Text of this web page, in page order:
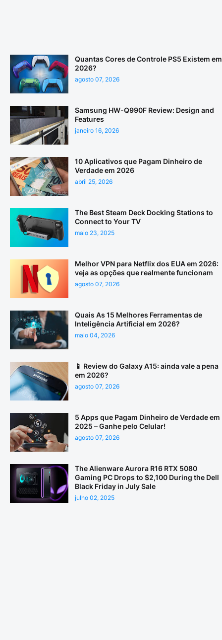
Quantas Cores de Controle PS5 Existem em
2026?
agosto 07, 2026
Samsung HW-Q990F Review: Design and
Features
janeiro 16, 2026
10 Aplicativos que Pagam Dinheiro de
Verdade em 2026
abril 25, 2026
The Best Steam Deck Docking Stations to
Connect to Your TV
maio 23, 2025
Melhor VPN para Netflix dos EUA em 2026:
veja as opções que realmente funcionam
agosto 07, 2026
Quais As 15 Melhores Ferramentas de
Inteligência Artificial em 2026?
maio 04, 2026
📱 Review do Galaxy A15: ainda vale a pena
em 2026?
agosto 07, 2026
5 Apps que Pagam Dinheiro de Verdade em
2025 – Ganhe pelo Celular!
agosto 07, 2026
The Alienware Aurora R16 RTX 5080
Gaming PC Drops to $2,100 During the Dell
Black Friday in July Sale
julho 02, 2025